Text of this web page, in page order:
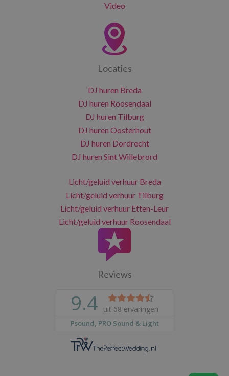
Video
Locaties
DJ huren Breda
DJ huren Roosendaal
DJ huren Tilburg
DJ huren Oosterhout
DJ huren Dordrecht
DJ huren Sint Willebrord
Licht/geluid verhuur Breda
Licht/geluid verhuur Tilburg
Licht/geluid verhuur Etten-Leur
Licht/geluid verhuur Roosendaal
Reviews